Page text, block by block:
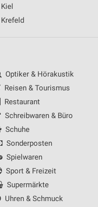
Kiel
Krefeld
Optiker & Hörakustik
Reisen & Tourismus
Restaurant
Schreibwaren & Büro
Schuhe
Sonderposten
Spielwaren
Sport & Freizeit
Supermärkte
Uhren & Schmuck